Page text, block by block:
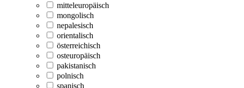
mitteleuropäisch
mongolisch
nepalesisch
orientalisch
österreichisch
osteuropäisch
pakistanisch
polnisch
spanisch